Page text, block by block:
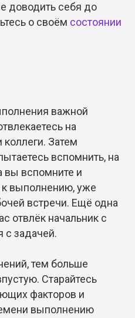
доводить себя до
о своём состоянии
важной
на
Затем
вспомнить, на
вы вспомните и
к выполнению, уже
встречи. Ещё одна
отвлёк начальник с
с задачей.
тем больше
Старайтесь
факторов и
выполнению